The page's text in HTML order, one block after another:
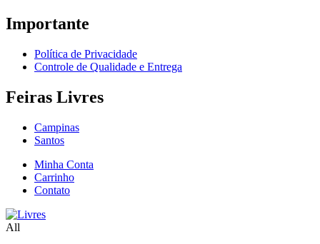
Importante
Política de Privacidade
Controle de Qualidade e Entrega
Feiras Livres
Campinas
Santos
Minha Conta
Carrinho
Contato
All